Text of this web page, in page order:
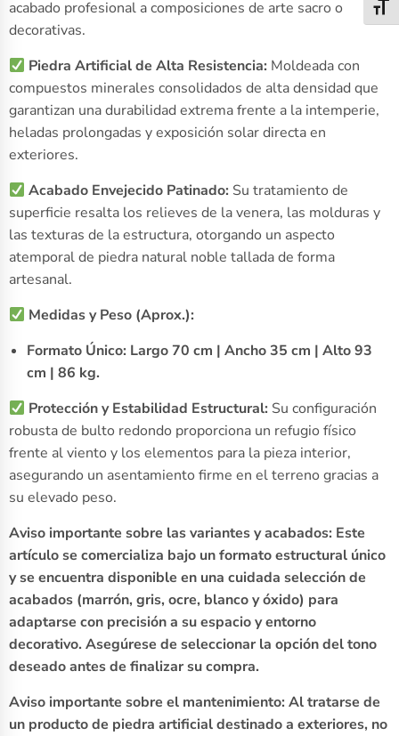
acabado profesional a composiciones de arte sacro o
decorativas.
Piedra Artificial de Alta Resistencia: Moldeada con
compuestos minerales consolidados de alta densidad que
garantizan una durabilidad extrema frente a la intemperie,
heladas prolongadas y exposición solar directa en
exteriores.
Acabado Envejecido Patinado: Su tratamiento de
superficie resalta los relieves de la venera, las molduras y
las texturas de la estructura, otorgando un aspecto
atemporal de piedra natural noble tallada de forma
artesanal.
Medidas y Peso (Aprox.):
Formato Único: Largo 70 cm | Ancho 35 cm | Alto 93
cm | 86 kg.
Protección y Estabilidad Estructural: Su configuración
robusta de bulto redondo proporciona un refugio físico
frente al viento y los elementos para la pieza interior,
asegurando un asentamiento firme en el terreno gracias a
su elevado peso.
Aviso importante sobre las variantes y acabados: Este
artículo se comercializa bajo un formato estructural único
y se encuentra disponible en una cuidada selección de
acabados (marrón, gris, ocre, blanco y óxido) para
adaptarse con precisión a su espacio y entorno
decorativo. Asegúrese de seleccionar la opción del tono
deseado antes de finalizar su compra.
Aviso importante sobre el mantenimiento: Al tratarse de
un producto de piedra artificial destinado a exteriores, no